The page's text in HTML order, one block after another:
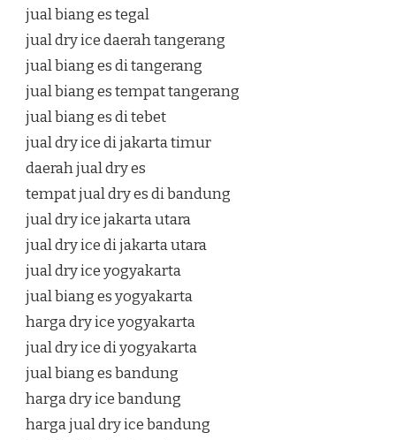
jual biang es tegal
jual dry ice daerah tangerang
jual biang es di tangerang
jual biang es tempat tangerang
jual biang es di tebet
jual dry ice di jakarta timur
daerah jual dry es
tempat jual dry es di bandung
jual dry ice jakarta utara
jual dry ice di jakarta utara
jual dry ice yogyakarta
jual biang es yogyakarta
harga dry ice yogyakarta
jual dry ice di yogyakarta
jual biang es bandung
harga dry ice bandung
harga jual dry ice bandung